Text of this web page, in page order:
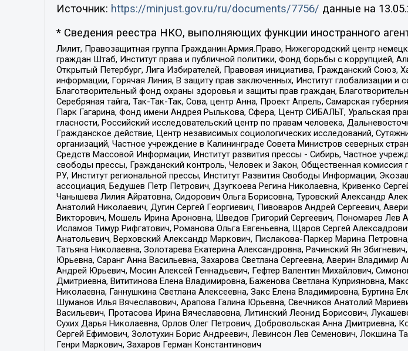
Источник: https://minjust.gov.ru/ru/documents/7756/ данные на
* Сведения реестра НКО, выполняющих функции иностранного
Лилит, Правозащитная группа Гражданин.Армия.Право, Нижегородский центр
граждан Штаб, Институт права и публичной политики, Фонд борьбы с
Открытый Петербург, Лига Избирателей, Правовая инициатива, Гражданский
информации, Горячая Линия, В защиту прав заключенных, Институт глобализации
Благотворительный фонд охраны здоровья и защиты прав граждан,
Серебряная тайга, Так-Так-Так, Сова, центр Анна, Проект Апрель, Самарская
Парк Гагарина, Фонд имени Андрея Рылькова, Сфера, Центр СИБАЛЬТ, Уральская
гласности, Российский исследовательский центр по правам человека,
Гражданское действие, Центр независимых социологических исследований,
организаций, Частное учреждение в Калининграде Совета Министров северных
Средств Массовой Информации, Институт развития прессы - Сибирь, Частное
свободы прессы, Гражданский контроль, Человек и Закон, Общественная
РУ, Институт региональной прессы, Институт Развития Свободы Информации,
ассоциация, Бедушев Петр Петрович, Дзугкоева Регина Николаевна, Кривенко
Чанышева Лилия Айратовна, Сидорович Ольга Борисовна, Туровский Александр
Анатолий Николаевич, Дугин Сергей Георгиевич, Пивоваров Андрей Сергеевич,
Викторович, Мошель Ирина Ароновна, Шведов Григорий Сергеевич, Пономарев Лев
Исламов Тимур Рифгатович, Романова Ольга Евгеньевна, Щаров Сергей
Анатольевич, Верховский Александр Маркович, Пислакова-Паркер Марина
Татьяна Николаевна, Золотарева Екатерина Александровна, Рачинский Ян
Юрьевна, Саранг Анна Васильевна, Захарова Светлана Сергеевна, Аверин
Андрей Юрьевич, Мосин Алексей Геннадьевич, Гефтер Валентин Михайлович,
Дмитриевна, Вититинова Елена Владимировна, Баженова Светлана Куприяновна,
Николаевна, Ганнушкина Светлана Алексеевна, Закс Елена Владимировна,
Шуманов Илья Вячеславович, Арапова Галина Юрьевна, Свечников Анатолий
Васильевич, Протасова Ирина Вячеславовна, Литинский Леонид Борисович,
Сухих Дарья Николаевна, Орлов Олег Петрович, Добровольская Анна Дмитриевна,
Сергей Ефимович, Золотухин Борис Андреевич, Левинсон Лев Семенович, Локшина
Генри Маркович, Захаров Герман Константинович